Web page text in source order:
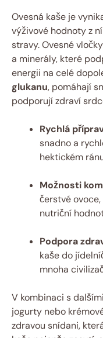
Ovesná kaše je
výživové hodnoty z
stravy. Ovesné
a minerály, které
energii na celé
glukanu, pomáhají
podporují zdraví
Rychlá
snadno a
hektickém
Možnosti
čerstvé
nutriční
Podpora
kaše do
mnoha
V kombinaci s
jogurty nebo
zdravou snídani,